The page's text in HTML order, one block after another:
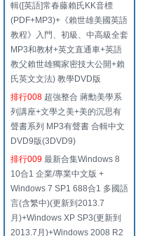
輯([英語]常春藤賴氏KK音標
(PDF+MP3)+《賴世雄美國英語
教程》入門、初級、中高級全套
MP3和教材+英文直通車+英語
教父賴世雄獨家密技大公開+賴
氏英文文法) 教學DVD版
排行008 超強整合 蔣勳美學系
列講座+文學之美+美的沉思有
聲書系列 MP3有聲書 合輯中文
DVD9版(3DVD9)
排行009 最新合集Windows 8
10合1 企業/專業中文版 +
Windows 7 SP1 688合1 多國語
言(含繁中)(更新到2013.7
月)+Windows XP SP3(更新到
2013.7月)+Windows 2008 R2